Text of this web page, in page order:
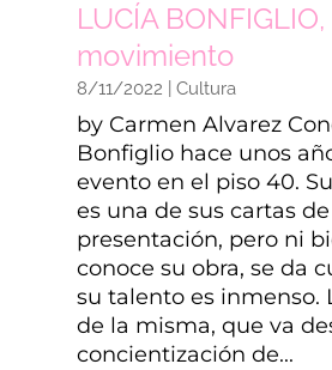
LUCÍA
movimiento
8/11/2022 Cultura
by Carmen Alvarez
Bonfiglio hace unos
evento en el piso 40.
es una de sus cartas de
presentación, pero ni
conoce su obra, se da
su talento es inmenso.
de la misma, que va
concientización de...